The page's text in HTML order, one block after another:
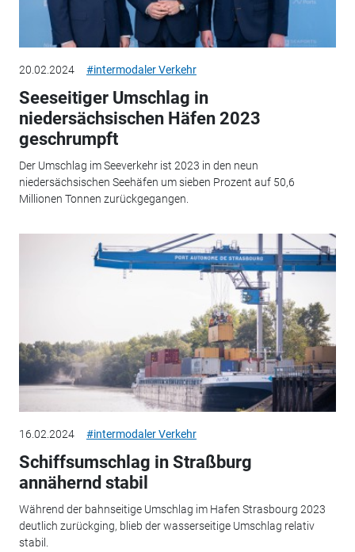
20.02.2024 #intermodaler Verkehr
Seeseitiger Umschlag in
niedersächsischen Häfen 2023
geschrumpft
Der Umschlag im Seeverkehr ist 2023 in den neun
niedersächsischen Seehäfen um sieben Prozent auf 50,6
Millionen Tonnen zurückgegangen.
16.02.2024 #intermodaler Verkehr
Schiffsumschlag in Straßburg
annähernd stabil
Während der bahnseitige Umschlag im Hafen Strasbourg 2023
deutlich zurückging, blieb der wasserseitige Umschlag relativ
stabil.